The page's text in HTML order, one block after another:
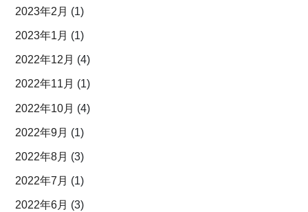
2023年2月 (1)
2023年1月 (1)
2022年12月 (4)
2022年11月 (1)
2022年10月 (4)
2022年9月 (1)
2022年8月 (3)
2022年7月 (1)
2022年6月 (3)